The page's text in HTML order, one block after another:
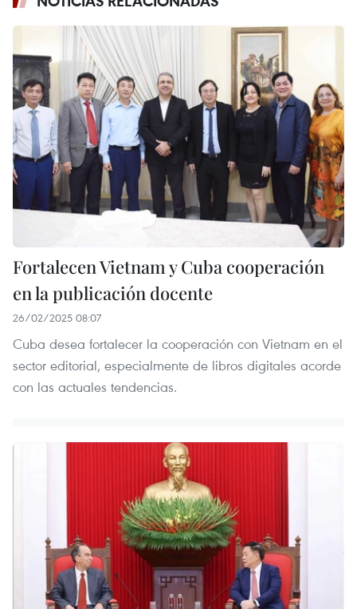
Fortalecen Vietnam y Cuba cooperación
en la publicación docente
26/02/2025 08:07
Cuba desea fortalecer la cooperación con Vietnam en el
sector editorial, especialmente de libros digitales acorde
con las actuales tendencias.